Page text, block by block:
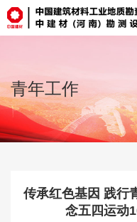
青年工作
传承红色基因 践
念五四运动